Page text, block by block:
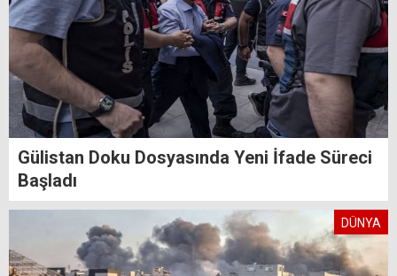
Gülistan Doku Dosyasında Yeni İfade Süreci
Başladı
DÜNYA